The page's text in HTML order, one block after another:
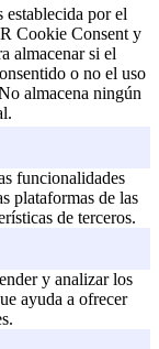
establecida por el
Cookie Consent y
almacenar si el
o no el uso
almacena ningún
funcionalidades
plataformas de las
de terceros.
y analizar los
ayuda a ofrecer